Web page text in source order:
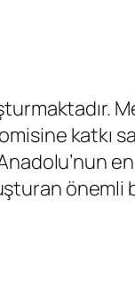
katkı